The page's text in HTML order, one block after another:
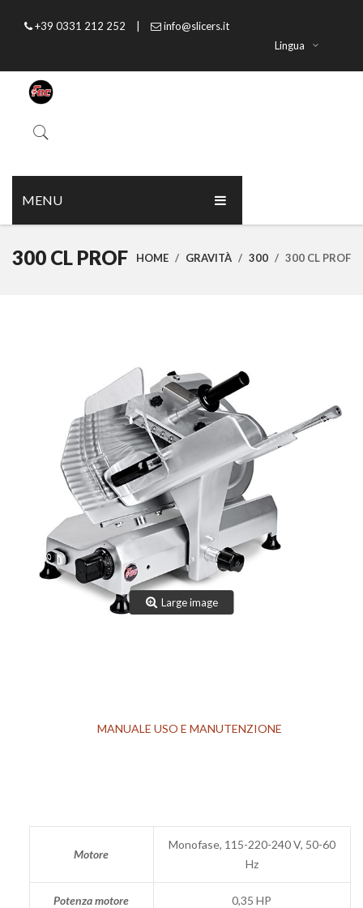
+39 0331 212 252
info@slicers.it
Lingua
MENU
CERTIFICAZIONI
CONTATTI
AREA RISERVATA
NOVITÀ SANIFICAZIONE
300 CL PROF HOME / GRAVITÀ / 300 / 300 CL PROF
Large image
MANUALE USO E MANUTENZIONE
Motore
Monofase, 115-220-240 V, 50-60
Hz
Potenza motore 0,35 HP